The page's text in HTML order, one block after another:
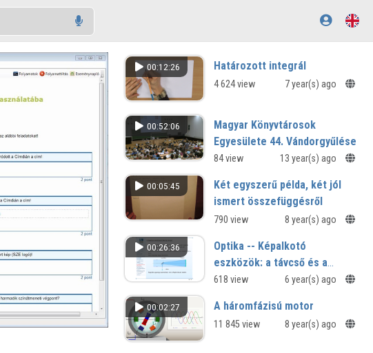
00:12:26 Határozott integrál
4 624 view 7 year(s) ago
00:52:06
Magyar Könyvtárosok
Egyesülete 44. Vándorgyűlése
Záró plenáris ülés
84 view 13 year(s) ago
00:05:45
Két egyszerű példa, két jól
ismert összefüggésről
790 view 8 year(s) ago
00:26:36
Optika -- Képalkotó
eszközök: a távcső és a
mikroszkóp működésének
618 view 6 year(s) ago
00:02:27 A háromfázisú motor
11 845 view 8 year(s) ago